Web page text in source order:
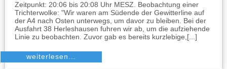
Zeitpunkt: 20:06 bis 20:08 Uhr MESZ. Beobachtung einer
Trichterwolke: "Wir waren am Südende der Gewitterline auf
der A4 nach Osten unterwegs, um davor zu bleiben. Bei der
Ausfahrt 38 Herleshausen fuhren wir ab, um die aufziehende
Linie zu beobachten. Zuvor gab es bereits kurzlebige,[...]
weiterlesen…